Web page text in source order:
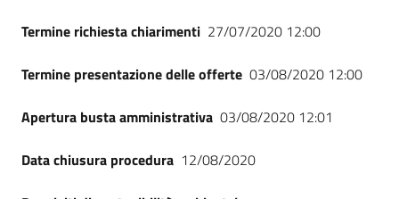
Termine richiesta chiarimenti 27/07/2020 12:00
Termine presentazione delle offerte 03/08/2020 12:00
Apertura busta amministrativa 03/08/2020 12:01
Data chiusura procedura 12/08/2020